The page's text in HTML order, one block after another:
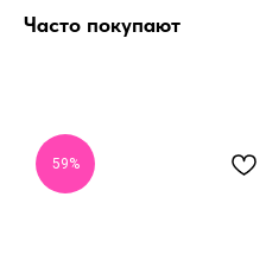
Часто покупают
59%